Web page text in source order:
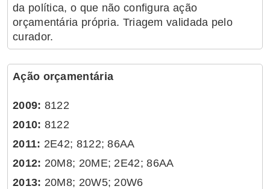
da política, o que não configura ação
orçamentária própria. Triagem validada pelo
curador.
Ação orçamentária
2009: 8122
2010: 8122
2011: 2E42; 8122; 86AA
2012: 20M8; 20ME; 2E42; 86AA
2013: 20M8; 20W5; 20W6